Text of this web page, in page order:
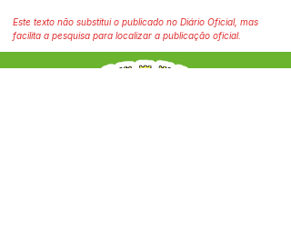
Este texto não substitui o publicado no Diário Oficial, mas
facilita a pesquisa para localizar a publicação oficial.